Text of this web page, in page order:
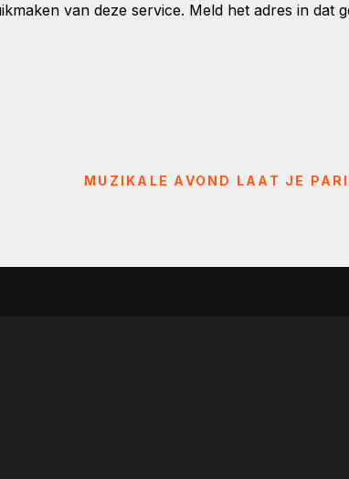
van deze service. Meld het adres in dat
MUZIKALE AVOND LAAT JE